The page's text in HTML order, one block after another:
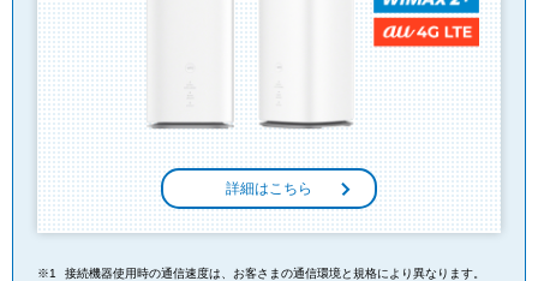
詳細はこちら
接続機器使用時の通信速度は、お客さまの通信環境と規格により異なります。